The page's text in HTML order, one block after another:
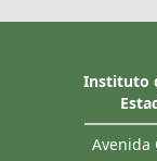
Instituto
Avenida